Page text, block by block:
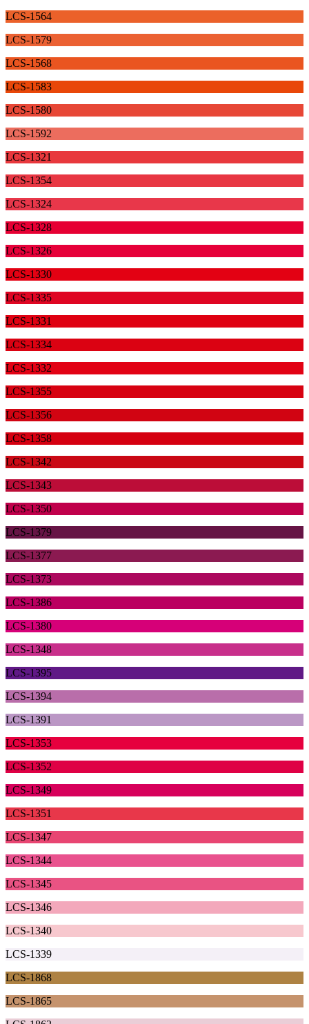
LCS-1564
LCS-1579
LCS-1568
LCS-1583
LCS-1580
LCS-1592
LCS-1321
LCS-1354
LCS-1324
LCS-1328
LCS-1326
LCS-1330
LCS-1335
LCS-1331
LCS-1334
LCS-1332
LCS-1355
LCS-1356
LCS-1358
LCS-1342
LCS-1343
LCS-1350
LCS-1379
LCS-1377
LCS-1373
LCS-1386
LCS-1380
LCS-1348
LCS-1395
LCS-1394
LCS-1391
LCS-1353
LCS-1352
LCS-1349
LCS-1351
LCS-1347
LCS-1344
LCS-1345
LCS-1346
LCS-1340
LCS-1339
LCS-1868
LCS-1865